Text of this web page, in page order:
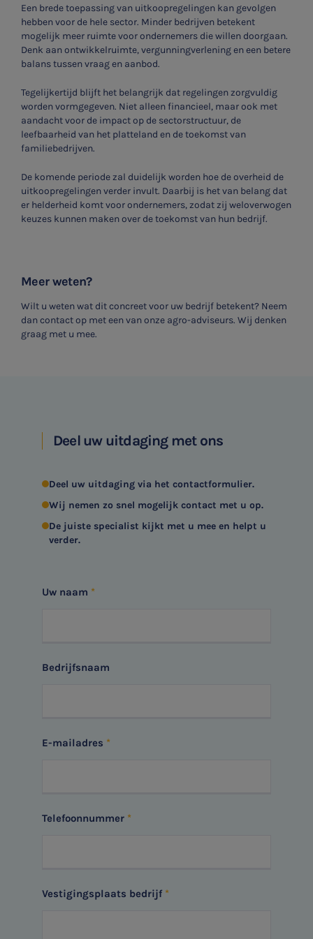
Een brede toepassing van uitkoopregelingen kan gevolgen
hebben voor de hele sector. Minder bedrijven betekent
mogelijk meer ruimte voor ondernemers die willen doorgaan.
Denk aan ontwikkelruimte, vergunningverlening en een betere
balans tussen vraag en aanbod.
Tegelijkertijd blijft het belangrijk dat regelingen zorgvuldig
worden vormgegeven. Niet alleen financieel, maar ook met
aandacht voor de impact op de sectorstructuur, de
leefbaarheid van het platteland en de toekomst van
familiebedrijven.
De komende periode zal duidelijk worden hoe de overheid de
uitkoopregelingen verder invult. Daarbij is het van belang dat
er helderheid komt voor ondernemers, zodat zij weloverwogen
keuzes kunnen maken over de toekomst van hun bedrijf.
Meer weten?
Wilt u weten wat dit concreet voor uw bedrijf betekent? Neem
dan contact op met een van onze agro-adviseurs. Wij denken
graag met u mee.
Deel uw uitdaging met ons
Deel uw uitdaging via het contactformulier.
Wij nemen zo snel mogelijk contact met u op.
De juiste specialist kijkt met u mee en helpt u
verder.
Uw naam
Bedrijfsnaam
E-mailadres
Telefoonnummer
Vestigingsplaats bedrijf